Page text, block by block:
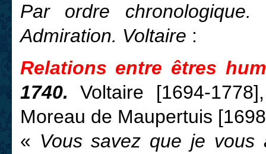
Par ordre
Admiration. Voltaire :
Relations entre êtres
1740.
Voltaire [1694-
Moreau de Maupertuis
« Vous savez que je